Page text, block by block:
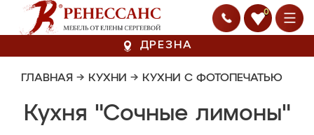
0
ДРЕЗНА
ГЛАВНАЯ → КУХНИ → КУХНИ С ФОТОПЕЧАТЬЮ
Кухня "Сочные лимоны"